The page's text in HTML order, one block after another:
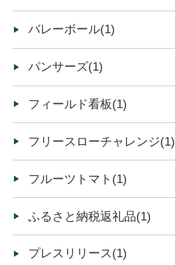
バレーボール(1)
パンサーズ(1)
フィールド看板(1)
フリースローチャレンジ(1)
フルーツトマト(1)
ふるさと納税返礼品(1)
プレスリリース(1)